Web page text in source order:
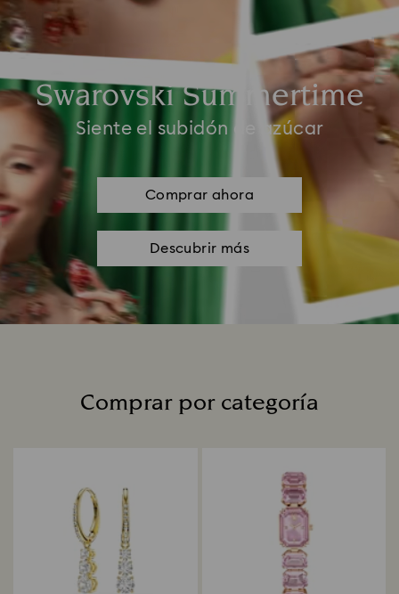
Swarovski Summertime
Siente el subidón de azúcar
Comprar ahora
Descubrir más
Comprar por categoría